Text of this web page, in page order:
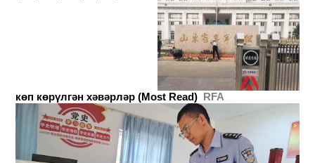
көп көрүлгән хәвәрләр (Most Read) RFA